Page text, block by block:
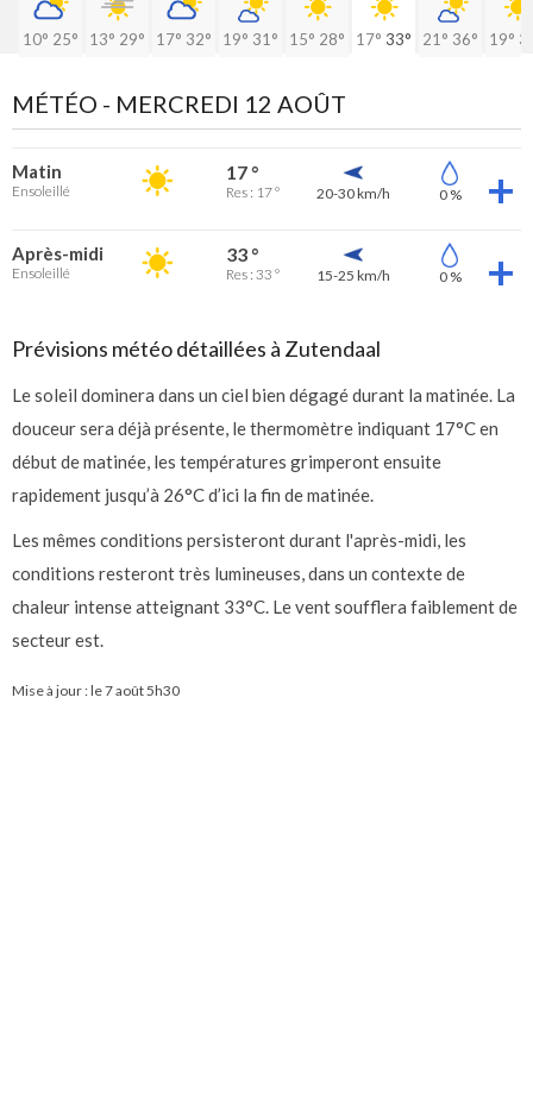
10° 25° 13° 29° 17° 32° 19° 31° 15° 28° 17° 33° 21° 36° 19°
MÉTÉO - MERCREDI 12 AOÛT
Matin
Ensoleillé
17 °
Res : 17 ° 20-30 km/h 0 %
Après-midi
Ensoleillé
33 °
Res : 33 ° 15-25 km/h 0 %
Prévisions météo détaillées à Zutendaal
Le soleil dominera dans un ciel bien dégagé durant la matinée. La
douceur sera déjà présente, le thermomètre indiquant 17°C en
début de matinée, les températures grimperont ensuite
rapidement jusqu’à 26°C d’ici la fin de matinée.
Les mêmes conditions persisteront durant l'après-midi, les
conditions resteront très lumineuses, dans un contexte de
chaleur intense atteignant 33°C. Le vent soufflera faiblement de
secteur est.
Mise à jour : le7 août 5h30